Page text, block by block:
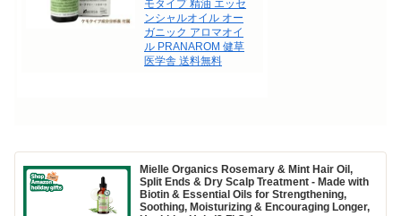
モタイプ 精油 エッセ
ンシャルオイル オー
ガニック アロマオイ
ル PRANAROM 健草
医学舎 送料無料
Mielle Organics Rosemary & Mint Hair Oil,
Split Ends & Dry Scalp Treatment - Made with
Biotin & Essential Oils for Strengthening,
Soothing, Moisturizing & Encouraging Longer,